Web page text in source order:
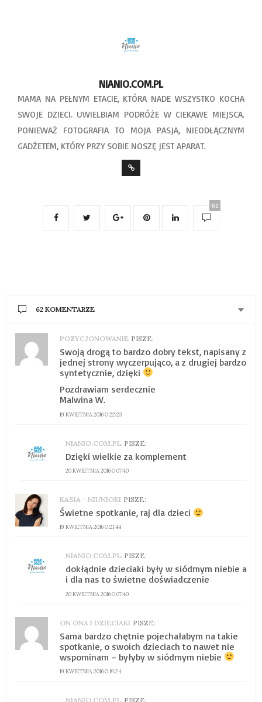
NIANIO.COM.PL
MAMA NA PEŁNYM ETACIE, KTÓRA NADE WSZYSTKO KOCHA
SWOJE DZIECI. UWIELBIAM PODRÓŻE W CIEKAWE MIEJSCA.
PONIEWAŻ FOTOGRAFIA TO MOJA PASJA, NIEODŁĄCZNYM
GADŻETEM, KTÓRY PRZY SOBIE NOSZĘ JEST APARAT.
62
62 KOMENTARZE
POZYCJONOWANIE PISZE:
19 KWIETNIA 2016 O 22:23
Swoją drogą to bardzo dobry tekst, napisany z
jednej strony wyczerpująco, a z drugiej bardzo
syntetycznie, dzięki
Pozdrawiam serdecznie
Malwina W.
NIANIO.COM.PL PISZE:
20 KWIETNIA 2016 O 07:40
Dzięki wielkie za komplement
KASIA - NIUNIOKI PISZE:
19 KWIETNIA 2016 O 21:44
Świetne spotkanie, raj dla dzieci
NIANIO.COM.PL PISZE:
20 KWIETNIA 2016 O 07:40
dokłądnie dzieciaki były w siódmym niebie a
i dla nas to świetne doświadczenie
ON ONA I DZIECIAKI PISZE:
19 KWIETNIA 2016 O 19:24
Sama bardzo chętnie pojechałabym na takie
spotkanie, o swoich dzieciach to nawet nie
wspominam – byłyby w siódmym niebie
NIANIO.COM.PL PISZE: